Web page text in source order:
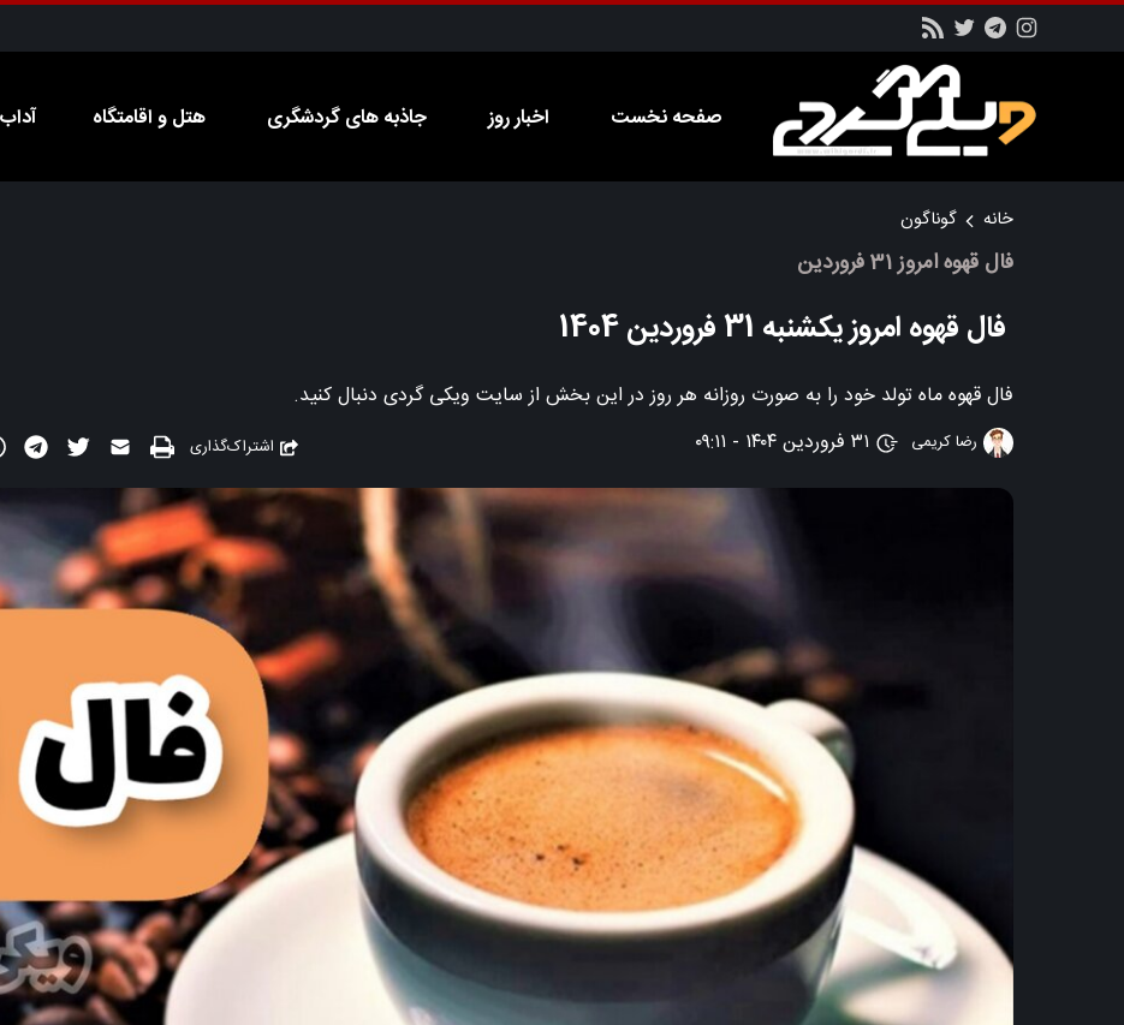
صفحه نخست اخبار روز جاذبه های گردشگری هتل و اقامتگاه
خانه گوناگون
فال قهوه امروز 31 فروردین
فال قهوه امروز یکشنبه 31 فروردین 1404
فال قهوه ماه تولد خود را به صورت روزانه هر روز در این بخش از سایت ویکی گردی دنبال کنید.
اشتراک‌گذاری رضا کریمی ۳۱ فروردین ۱۴۰۴ - ۰۹:۱۱